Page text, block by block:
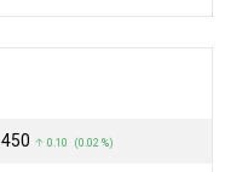
₹450 ↑ 0.10 (0.02 %)